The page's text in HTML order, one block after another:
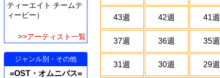
ティーエイト チームテ
ィーピー）
>>アーティスト一覧
ジャンル別・その他
=OST・オムニバス=
43週 42週 41週
37週 36週 35週
31週 30週 29週